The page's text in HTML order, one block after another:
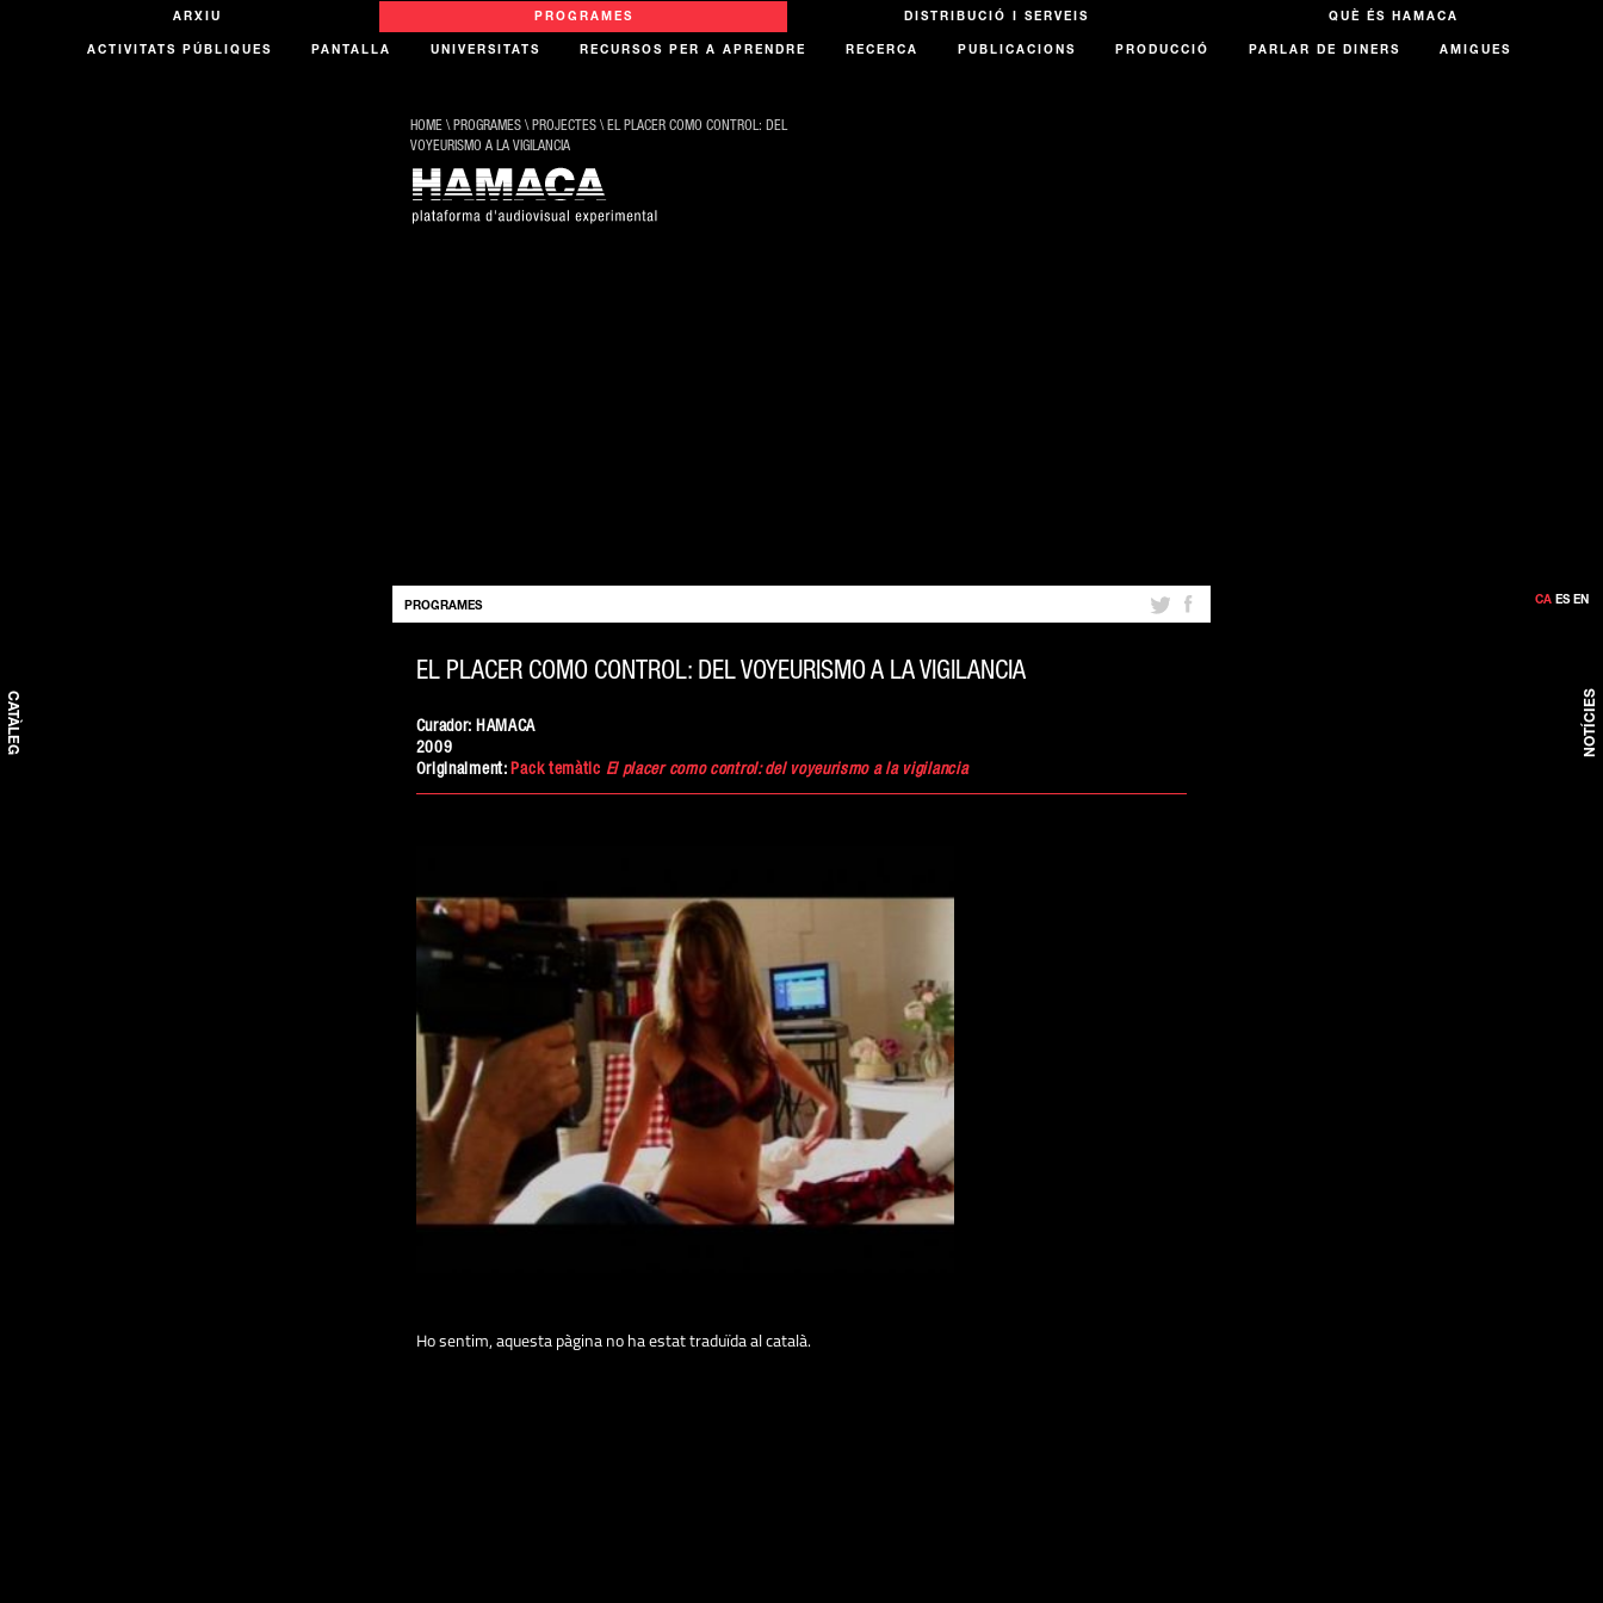
ARXIU PROGRAMES DISTRIBUCIÓ I SERVEIS QUÈ ÉS HAMACA
ACTIVITATS PÚBLIQUES PANTALLA UNIVERSITATS RECURSOS PER A APRENDRE RECERCA PUBLICACIONS PRODUCCIÓ PARLAR DE DINERS AMIGUES
HOME\ PROGRAMES\ PROJECTES\ EL PLACER COMO CONTROL: DEL
VOYEURISMO A LA VIGILANCIA
CATÀLEG
CA ES EN
NOTÍCIES
PROGRAMES
EL PLACER COMO CONTROL: DEL VOYEURISMO A LA VIGILANCIA
Curador: HAMACA
2009
Originalment:Pack temàtic El placer como control: del voyeurismo a la vigilancia
Ho sentim, aquesta pàgina no ha estat traduïda al català.